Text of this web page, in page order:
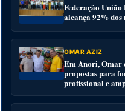
Federação
alcança 92%
OMAR AZIZ
Em Anori, Omar
propostas para
profissional e